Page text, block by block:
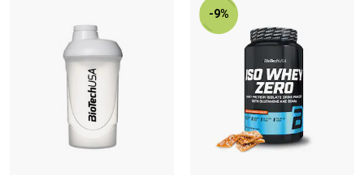
-9%